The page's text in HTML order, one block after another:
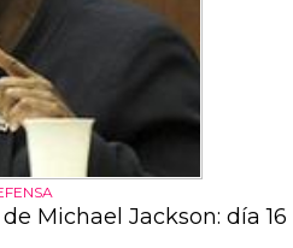
Michael Jackson: día 16